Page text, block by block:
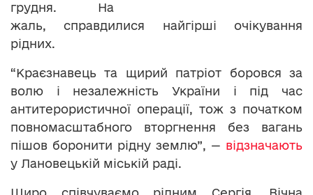
грудня. На
жаль, справдилися найгірші очікування
рідних.
“Краєзнавець та щирий патріот боровся за
волю і незалежність України і під час
антитерористичної операції, тож з початком
повномасштабного вторгнення без вагань
пішов боронити рідну землю”, — відзначають
у Лановецькій міській раді.